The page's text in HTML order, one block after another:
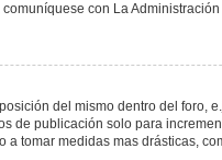
con La
del mismo dentro del foro,
de publicación solo para
tomar medidas mas drásticas,